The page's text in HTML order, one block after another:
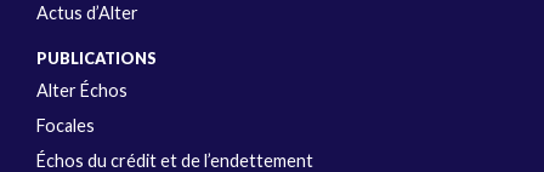
Actus d’Alter
PUBLICATIONS
Alter Échos
Focales
Échos du crédit et de l’endettement